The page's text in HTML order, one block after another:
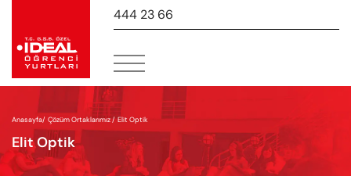
444 23 66
Anasayfa/ Çözüm Ortaklarımız / Elit Optik
Elit Optik